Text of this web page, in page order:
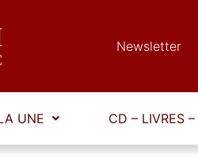
Newsletter
UNE CD – LIVRES